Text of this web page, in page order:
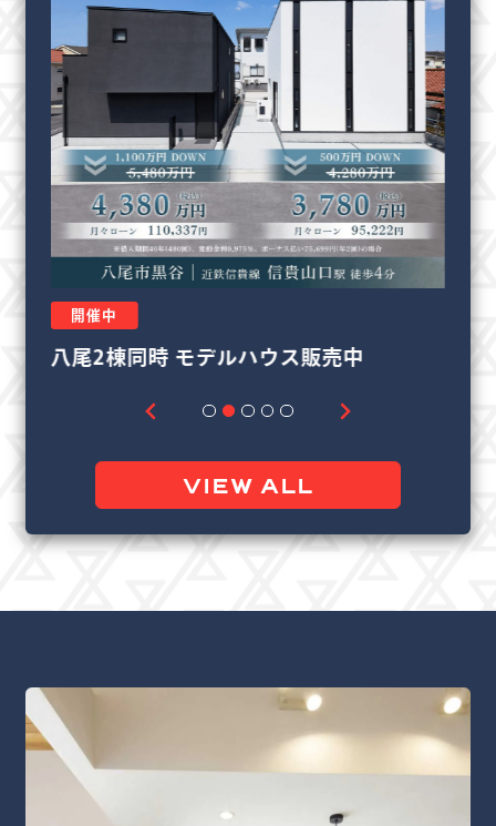
開催中
リフォーム＆リノベーション相談会
VIEW ALL